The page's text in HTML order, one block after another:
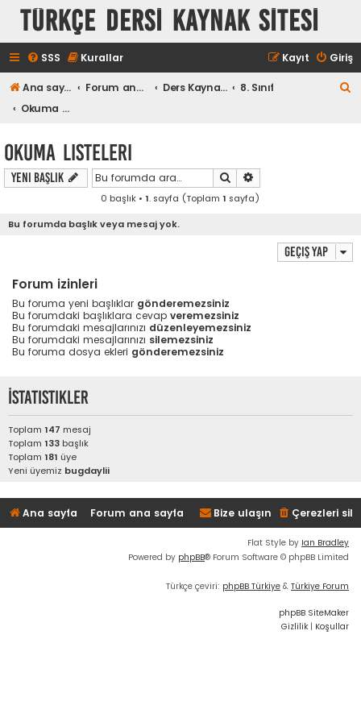
TÜRKÇE DERSİ KAYNAK SİTESİ
SSS Kurallar Giriş
Kayıt
Ana sayfa Forum ana sayfa Ders Kaynakları
8. Sınıf
Okuma Listeleri
Okuma Listeleri
Yeni Başlık Ara
0 başlık • 1. sayfa (Toplam 1 sayfa)
Bu forumda başlık veya mesaj yok.
Geçiş yap
Forum izinleri
Bu foruma yeni başlıklar gönderemezsiniz
Bu forumdaki başlıklara cevap veremezsiniz
Bu forumdaki mesajlarınızı düzenleyemezsiniz
Bu forumdaki mesajlarınızı silemezsiniz
Bu foruma dosya ekleri gönderemezsiniz
İstatistikler
Toplam 147 mesaj
Toplam 133 başlık
Toplam 181 üye
Yeni üyemiz bugdaylii
Ana sayfa Forum ana sayfa Çerezleri sil
Bize ulaşın
Flat Style by Ian Bradley
Powered by phpBB® Forum Software © phpBB Limited
Türkçe çeviri: phpBB Türkiye & Türkiye Forum
phpBB SiteMaker
Gizlilik | Koşullar